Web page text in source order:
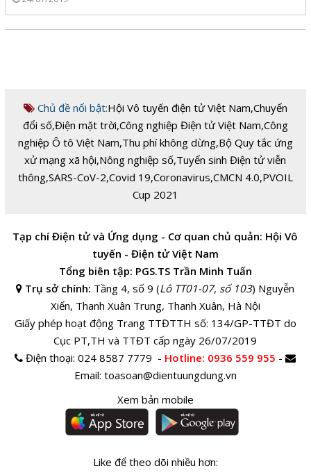
Chủ đề nổi bật:Hội Vô tuyến điện tử Việt Nam,Chuyển
đổi số,Điện mặt trời,Công nghiệp Điện tử Việt Nam,Công
nghiệp Ô tô Việt Nam,Thu phí không dừng,Bộ Quy tắc ứng
xử mạng xã hội,Nông nghiệp số,Tuyển sinh Điện tử viễn
thông,SARS-CoV-2,Covid 19,Coronavirus,CMCN 4.0,PVOIL
Cup 2021
Tạp chí Điện tử và Ứng dụng - Cơ quan chủ quản: Hội Vô
tuyến - Điện tử Việt Nam
Tổng biên tập: PGS.TS Trần Minh Tuấn
Trụ sở chính: Tầng 4, số 9 (Lô TT01-07, số 103) Nguyễn
Xiển, Thanh Xuân Trung, Thanh Xuân, Hà Nội
Giấy phép hoạt động Trang TTĐTTH số: 134/GP-TTĐT do
Cục PT,TH và TTĐT cấp ngày 26/07/2019
Điện thoại:024 8587 7779 - Hotline: 0936 559 955 -
Email: toasoan@dientuungdung.vn
Xem bản mobile
Like để theo dõi nhiều hơn: